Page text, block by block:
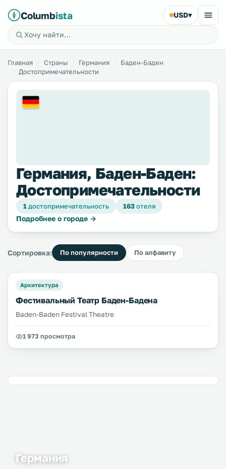
Columbista USD▾
Главная Страны Германия
Баден-Баден
Достопримечательности
Германия, Баден-Баден:
Достопримечательности
1достопримечательность 163отеля
Подробнее о городе →
Сортировка: По популярности По алфавиту
Архитектура
Фестивальный Театр Баден-Бадена
Baden-Baden Festival Theatre
1 973 просмотра
Германия